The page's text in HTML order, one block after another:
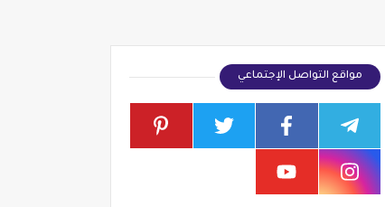
مواقع التواصل الإجتماعي